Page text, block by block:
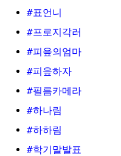
#표언니
#프로지각러
#피읖의엄마
#피읖하자
#필름카메라
#하나림
#하하림
#학기말발표